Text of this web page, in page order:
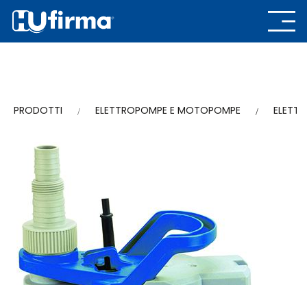
PRODOTTI ELETTROPOMPE E MOTOPOMPE